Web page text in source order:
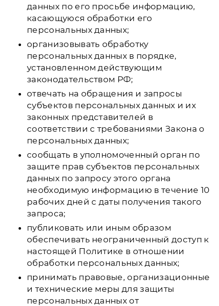
данных по его просьбе информацию,
касающуюся обработки его
персональных данных;
организовывать обработку
персональных данных в порядке,
установленном действующим
законодательством РФ;
отвечать на обращения и запросы
субъектов персональных данных и их
законных представителей в
соответствии с требованиями Закона о
персональных данных;
сообщать в уполномоченный орган по
защите прав субъектов персональных
данных по запросу этого органа
необходимую информацию в течение 10
рабочих дней с даты получения такого
запроса;
публиковать или иным образом
обеспечивать неограниченный доступ к
настоящей Политике в отношении
обработки персональных данных;
принимать правовые, организационные
и технические меры для защиты
персональных данных от